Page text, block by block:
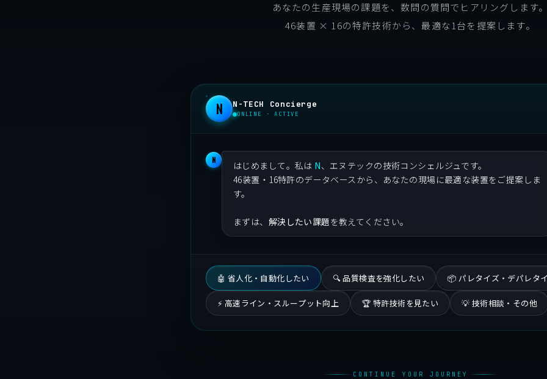
あなたの生産現場の課題を、数問の質問でヒアリングします
46装置 × 16の特許技術から、最適な1台を提案します。
N N-TECH Concierge
ONLINE · ACTIVE
N はじめまして。私は N、エヌテックの技術コンシェルジュです。
46装置・16特許のデータベースから、あなたの現場に最適な装置をご提案しま
す。
まずは、 解決したい課題を教えてください。
🤖 省人化・自動化したい 🔍 品質検査を強化したい 📦 パレタイズ・デパレタ
⚡ 高速ライン・スループット向上 🏆 特許技術を見たい 💡 技術相談・その他
CONTINUE YOUR JOURNEY